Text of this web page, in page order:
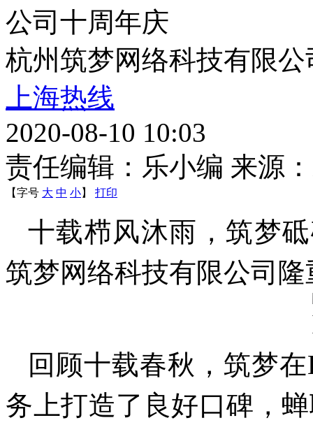
公司十周年庆
杭州筑梦网络科技有限
上海热线
2020-08-10 10:03
责任编辑：乐小编 来源
【字号 大 中 小】 打印
十载栉风沐雨，筑梦
筑梦网络科技有限公司
回顾十载春秋，筑梦
务上打造了良好口碑，